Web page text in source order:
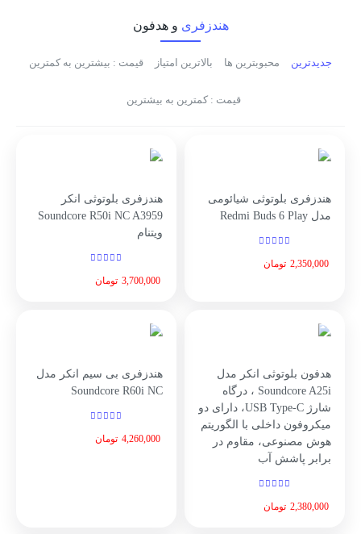
هندزفری و هدفون
جدیدترین محبوبترین ها بالاترین امتیاز قیمت : بیشترین به کمترین
قیمت : کمترین به بیشترین
هندزفری بلوتوثی شیائومی
مدل Redmi Buds 6 Play
تومان
هندزفری بلوتوثی انکر
Soundcore R50i NC A3959
ویتنام
تومان
هدفون بلوتوثی انکر مدل
Soundcore A25i ، درگاه
شارژ USB Type-C، دارای دو
میکروفون داخلی با الگوریتم
هوش مصنوعی، مقاوم در
برابر پاشش آب
تومان
هندزفری بی سیم انکر مدل
Soundcore R60i NC
تومان